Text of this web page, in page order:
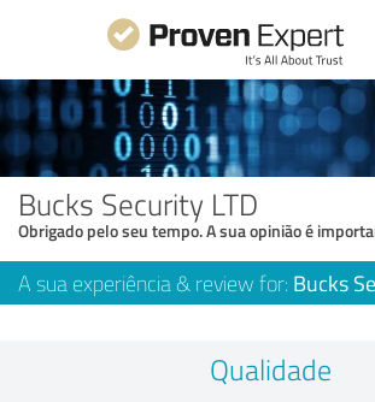
Bucks Security LTD
Obrigado pelo seu tempo. A sua opinião é
A sua experiência & review for: Bucks
Qualidade